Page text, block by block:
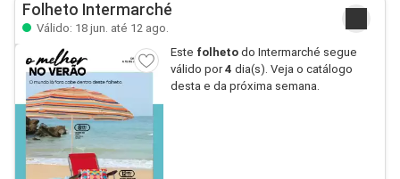
Folheto Intermarché
Válido: 18 jun. até 12 ago.
Este folhetodo Intermarché segue
válido por4 dia(s). Veja o catálogo
desta e da próxima semana.